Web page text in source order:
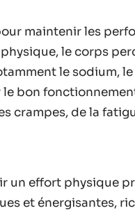
maintenir les
le corps
le sodium,
bon
crampes, de la
un effort physique
et énergisantes,